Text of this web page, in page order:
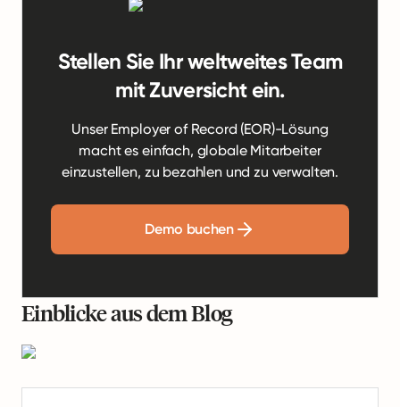
Stellen Sie Ihr weltweites Team
mit Zuversicht ein.
Unser Employer of Record (EOR)-Lösung
macht es einfach, globale Mitarbeiter
einzustellen, zu bezahlen und zu verwalten.
Demo buchen
Einblicke aus dem Blog